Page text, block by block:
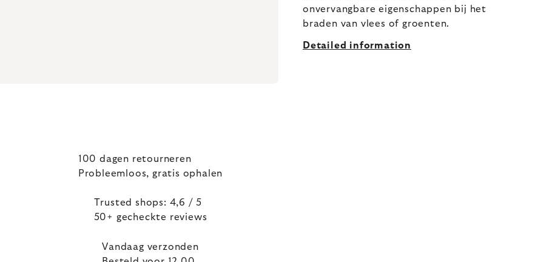
onvervangbare eigenschappen bij het
braden van vlees of groenten.
Detailed information
100 dagen retourneren
Probleemloos, gratis ophalen
Trusted shops: 4,6 / 5
50+ gecheckte reviews
Vandaag verzonden